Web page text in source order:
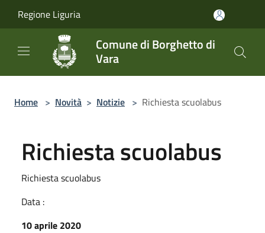
Regione Liguria
Comune di Borghetto di
Vara
Home > Novità > Notizie > Richiesta scuolabus
Richiesta scuolabus
Richiesta scuolabus
Data :
10 aprile 2020